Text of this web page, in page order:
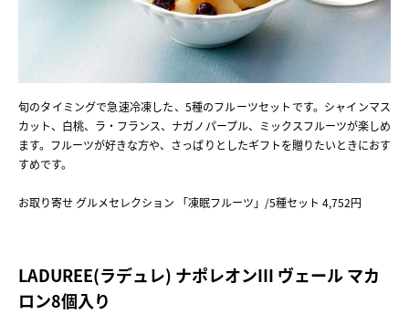
旬のタイミングで急速冷凍した、5種のフルーツセットです。シャインマス
カット、白桃、ラ・フランス、ナガノパープル、ミックスフルーツが楽しめ
ます。フルーツが好きな方や、さっぱりとしたギフトを贈りたいときにおす
すめです。
お取り寄せ グルメセレクション 「凍眠フルーツ」/5種セット 4,752円
LADUREE(ラデュレ) ナポレオンIII ヴェール マカ
ロン8個入り